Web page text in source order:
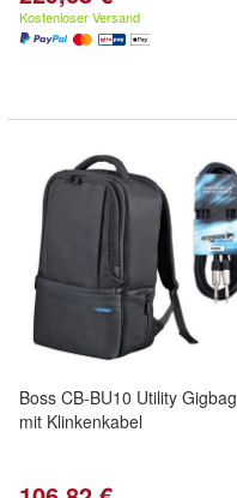
Kostenloser Versand
Boss CB-BU10 Utility Gigbag
mit Klinkenkabel